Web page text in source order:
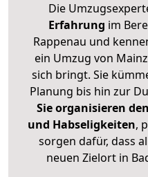
Die
Erfahrung im
Rappenau und
ein Umzug von
sich bringt. Sie
Planung bis hin zur
Sie organisieren
und Habseligkeiten,
sorgen dafür, dass
neuen Zielort in